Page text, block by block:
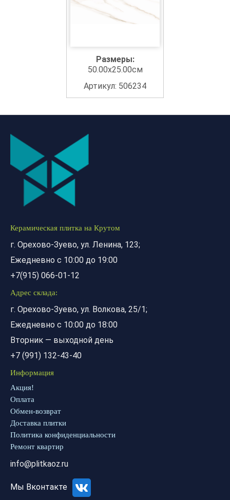
Размеры:
50.00x25.00см
Артикул: 506234
Керамическая плитка на Крутом
г. Орехово-Зуево, ул. Ленина, 123;
Ежедневно с 10:00 до 19:00
+7(915) 066-01-12
Адрес склада:
г. Орехово-Зуево, ул. Волкова, 25/1;
Ежедневно с 10:00 до 18:00
Вторник — выходной день
+7 (991) 132-43-40
Информация
Акция!
Оплата
Обмен-возврат
Доставка плитки
Политика конфиденциальности
Ремонт квартир
info@plitkaoz.ru
Мы Вконтакте